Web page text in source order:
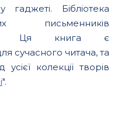
Бібліотека
письменників
Ця книга є
сучасного читача, та
колекції творів
".